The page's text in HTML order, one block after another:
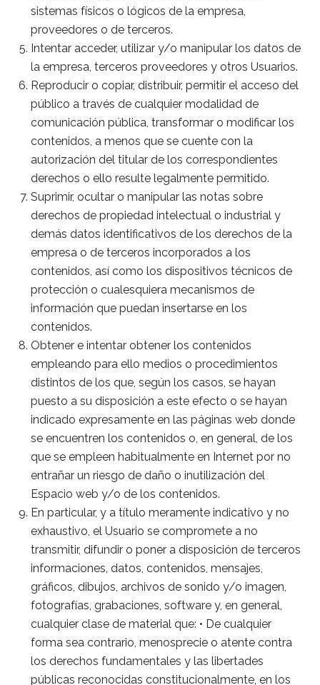
sistemas físicos o lógicos de la empresa,
proveedores o de terceros.
Intentar acceder, utilizar y/o manipular los datos de
la empresa, terceros proveedores y otros Usuarios.
Reproducir o copiar, distribuir, permitir el acceso del
público a través de cualquier modalidad de
comunicación pública, transformar o modificar los
contenidos, a menos que se cuente con la
autorización del titular de los correspondientes
derechos o ello resulte legalmente permitido.
Suprimir, ocultar o manipular las notas sobre
derechos de propiedad intelectual o industrial y
demás datos identificativos de los derechos de la
empresa o de terceros incorporados a los
contenidos, así como los dispositivos técnicos de
protección o cualesquiera mecanismos de
información que puedan insertarse en los
contenidos.
Obtener e intentar obtener los contenidos
empleando para ello medios o procedimientos
distintos de los que, según los casos, se hayan
puesto a su disposición a este efecto o se hayan
indicado expresamente en las páginas web donde
se encuentren los contenidos o, en general, de los
que se empleen habitualmente en Internet por no
entrañar un riesgo de daño o inutilización del
Espacio web y/o de los contenidos.
En particular, y a título meramente indicativo y no
exhaustivo, el Usuario se compromete a no
transmitir, difundir o poner a disposición de terceros
informaciones, datos, contenidos, mensajes,
gráficos, dibujos, archivos de sonido y/o imagen,
fotografías, grabaciones, software y, en general,
cualquier clase de material que: • De cualquier
forma sea contrario, menosprecie o atente contra
los derechos fundamentales y las libertades
públicas reconocidas constitucionalmente, en los